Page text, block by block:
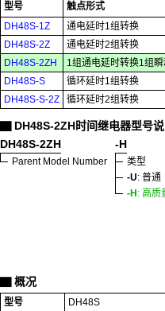
型号
触点形式
DH48S-1Z
通电延时1组转换
DH48S-2Z
通电延时2组转换
DH48S-2ZH
1组通电延时转换1组
DH48S-S
循环延时1组转换
DH48S-S-2Z
循环延时2组转换
DH48S-2ZH时间继电器型号
DH48S-2ZH
Parent Model Number
-H
类型
-U: 普通
-H : 高质
概况
型号
DH48S